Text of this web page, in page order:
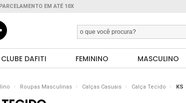
PARCELAMENTO EM ATÉ 10X
CLUBE DAFITI FEMININO MASCULINO
Roupas Masculinas Calças Casuais Calça Tecido KS